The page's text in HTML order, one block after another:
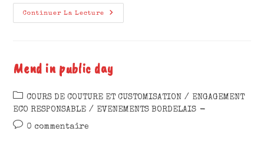
Continuer La Lecture
Mend in public day
COURS DE COUTURE ET CUSTOMISATION / ENGAGEMENT
ECO RESPONSABLE / EVENEMENTS BORDELAIS
0 commentaire